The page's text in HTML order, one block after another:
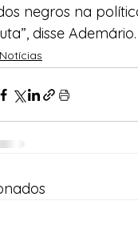
negros na
disse Ademário.
Notícias